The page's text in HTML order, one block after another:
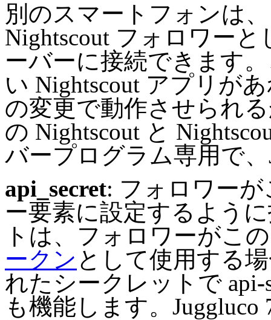
別のスマートフォンは
Nightscout フォロワー
ーバーに接続できます
い Nightscout アプリが
の変更で動作させられ
の Nightscout と
バープログラム専用で
api_secret: フォロワーが
ー要素に設定するよう
トは、フォロワーがこ
ークン として使用する
れたシークレットで api-
も機能します。Juggluco